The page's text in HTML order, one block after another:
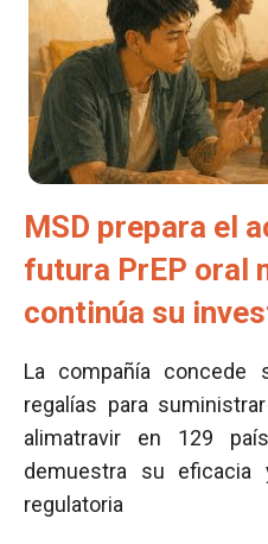
MSD prepara el
futura PrEP oral
continúa su
La compañía concede
regalías para
alimatravir en 129
demuestra su eficacia
regulatoria